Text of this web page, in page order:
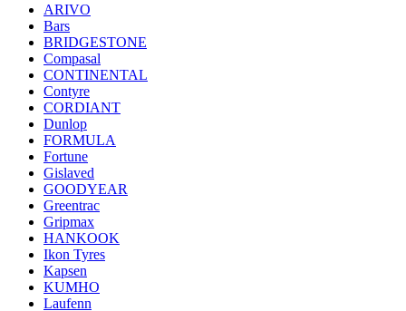
ARIVO
Bars
BRIDGESTONE
Compasal
CONTINENTAL
Contyre
CORDIANT
Dunlop
FORMULA
Fortune
Gislaved
GOODYEAR
Greentrac
Gripmax
HANKOOK
Ikon Tyres
Kapsen
KUMHO
Laufenn